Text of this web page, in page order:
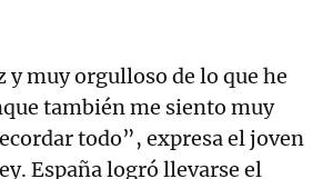
y muy orgulloso de lo que he
también me siento muy
todo”, expresa el joven
España logró llevarse el